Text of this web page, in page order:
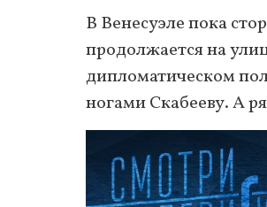
В Венесуэле пока
продолжается на
дипломатическом
ногами Скабееву. А